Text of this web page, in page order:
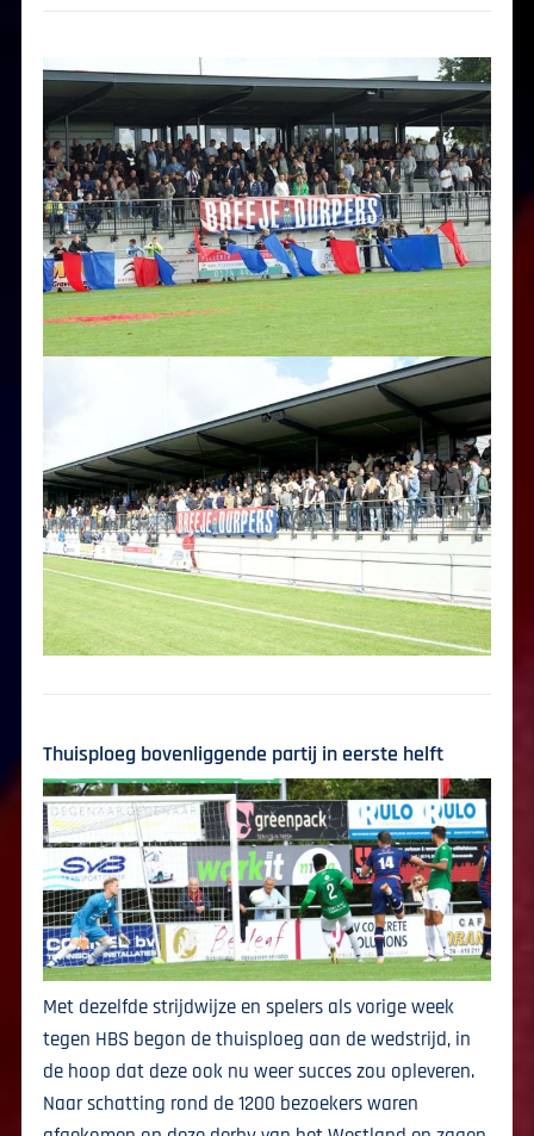
Thuisploeg bovenliggende partij in eerste helft
Met dezelfde strijdwijze en spelers als vorige week
tegen HBS begon de thuisploeg aan de wedstrijd, in
de hoop dat deze ook nu weer succes zou opleveren.
Naar schatting rond de 1200 bezoekers waren